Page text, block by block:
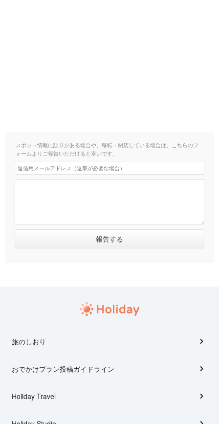
スポット情報に誤りがある場合や、移転・閉店している場合は、こちらのフ
ォームよりご報告いただけると幸いです。
旅のしおり
おでかけプラン投稿ガイドライン
Holiday Travel